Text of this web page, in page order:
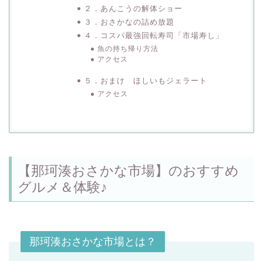
２．あんこうの解体ショー
３．おさかなの詰め放題
４．コスパ最強回転寿司「市場寿し」
魚の持ち帰り方法
アクセス
５．おまけ ほしいもジェラート
アクセス
【那珂湊おさかな市場】のおすすめ
グルメ＆体験♪
那珂湊おさかな市場とは？